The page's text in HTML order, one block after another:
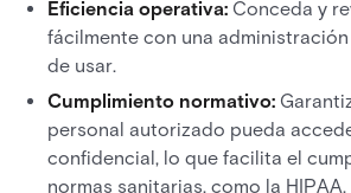
Eficiencia operativa: Conceda y
fácilmente con una
de usar.
Cumplimiento normativo:
personal autorizado pueda
confidencial, lo que facilita el
normas sanitarias, como la HIPAA.